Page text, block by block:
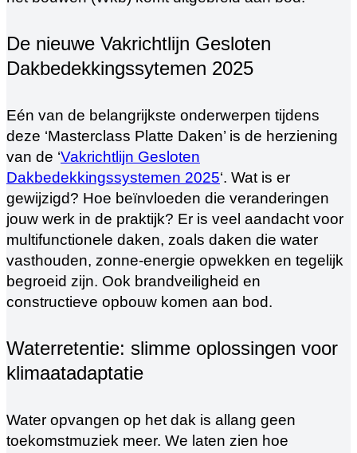
De nieuwe Vakrichtlijn Gesloten
Dakbedekkingssytemen 2025
Eén van de belangrijkste onderwerpen tijdens
deze ‘Masterclass Platte Daken’ is de herziening
van de ‘Vakrichtlijn Gesloten
Dakbedekkingssystemen 2025‘. Wat is er
gewijzigd? Hoe beïnvloeden die veranderingen
jouw werk in de praktijk? Er is veel aandacht voor
multifunctionele daken, zoals daken die water
vasthouden, zonne-energie opwekken en tegelijk
begroeid zijn. Ook brandveiligheid en
constructieve opbouw komen aan bod.
Waterretentie: slimme oplossingen voor
klimaatadaptatie
Water opvangen op het dak is allang geen
toekomstmuziek meer. We laten zien hoe